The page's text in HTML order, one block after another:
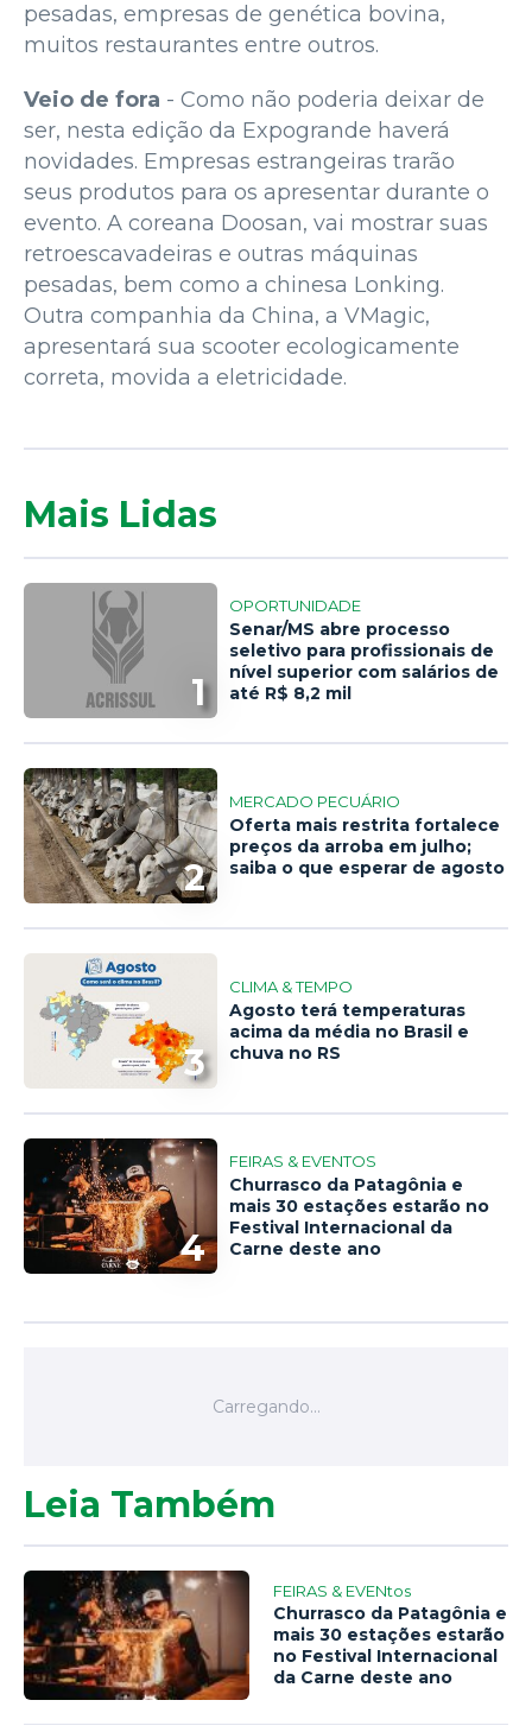
pesadas, empresas de genética bovina,
muitos restaurantes entre outros.
Veio de fora - Como não poderia deixar de
ser, nesta edição da Expogrande haverá
novidades. Empresas estrangeiras trarão
seus produtos para os apresentar durante o
evento. A coreana Doosan, vai mostrar suas
retroescavadeiras e outras máquinas
pesadas, bem como a chinesa Lonking.
Outra companhia da China, a VMagic,
apresentará sua scooter ecologicamente
correta, movida a eletricidade.
Mais Lidas
1
OPORTUNIDADE
Senar/MS abre processo
seletivo para profissionais de
nível superior com salários de
até R$ 8,2 mil
2
MERCADO PECUÁRIO
Oferta mais restrita fortalece
preços da arroba em julho;
saiba o que esperar de agosto
3
CLIMA & TEMPO
Agosto terá temperaturas
acima da média no Brasil e
chuva no RS
4
FEIRAS & EVENTOS
Churrasco da Patagônia e
mais 30 estações estarão no
Festival Internacional da
Carne deste ano
Leia Também
FEIRAS & EVENtos
Churrasco da Patagônia e
mais 30 estações estarão
no Festival Internacional
da Carne deste ano